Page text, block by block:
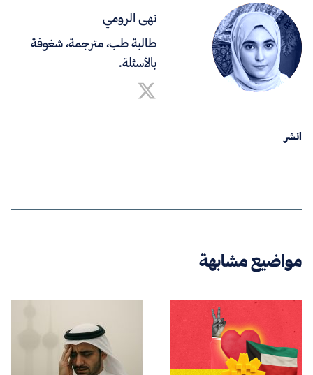
نهى الرومي
طالبة طب، مترجمة، شغوفة
بالأسئلة.
انشر
مواضيع مشابهة